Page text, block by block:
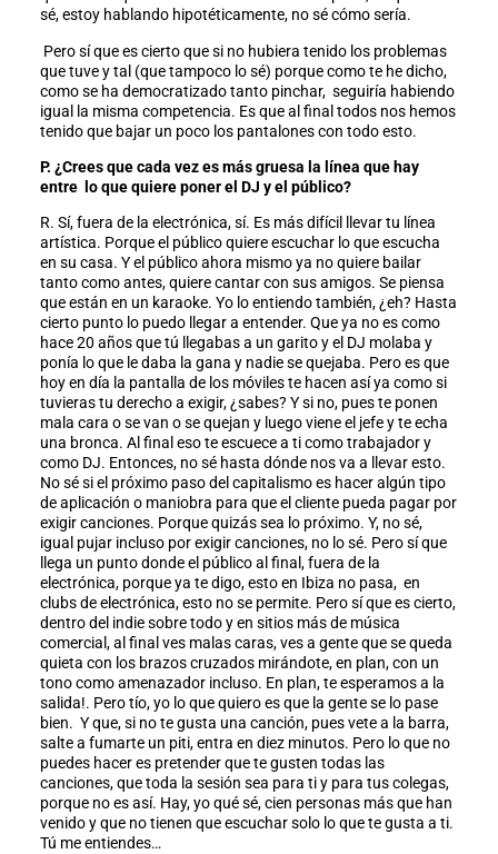
sé, estoy hablando hipotéticamente, no sé cómo sería.
Pero sí que es cierto que si no hubiera tenido los problemas
que tuve y tal (que tampoco lo sé) porque como te he dicho,
como se ha democratizado tanto pinchar, seguiría habiendo
igual la misma competencia. Es que al final todos nos hemos
tenido que bajar un poco los pantalones con todo esto.
P. ¿Crees que cada vez es más gruesa la línea que hay
entre lo que quiere poner el DJ y el público?
R. Sí, fuera de la electrónica, sí. Es más difícil llevar tu línea
artística. Porque el público quiere escuchar lo que escucha
en su casa. Y el público ahora mismo ya no quiere bailar
tanto como antes, quiere cantar con sus amigos. Se piensa
que están en un karaoke. Yo lo entiendo también, ¿eh? Hasta
cierto punto lo puedo llegar a entender. Que ya no es como
hace 20 años que tú llegabas a un garito y el DJ molaba y
ponía lo que le daba la gana y nadie se quejaba. Pero es que
hoy en día la pantalla de los móviles te hacen así ya como si
tuvieras tu derecho a exigir, ¿sabes? Y si no, pues te ponen
mala cara o se van o se quejan y luego viene el jefe y te echa
una bronca. Al final eso te escuece a ti como trabajador y
como DJ. Entonces, no sé hasta dónde nos va a llevar esto.
No sé si el próximo paso del capitalismo es hacer algún tipo
de aplicación o maniobra para que el cliente pueda pagar por
exigir canciones. Porque quizás sea lo próximo. Y, no sé,
igual pujar incluso por exigir canciones, no lo sé. Pero sí que
llega un punto donde el público al final, fuera de la
electrónica, porque ya te digo, esto en Ibiza no pasa, en
clubs de electrónica, esto no se permite. Pero sí que es cierto,
dentro del indie sobre todo y en sitios más de música
comercial, al final ves malas caras, ves a gente que se queda
quieta con los brazos cruzados mirándote, en plan, con un
tono como amenazador incluso. En plan, te esperamos a la
salida!. Pero tío, yo lo que quiero es que la gente se lo pase
bien. Y que, si no te gusta una canción, pues vete a la barra,
salte a fumarte un piti, entra en diez minutos. Pero lo que no
puedes hacer es pretender que te gusten todas las
canciones, que toda la sesión sea para ti y para tus colegas,
porque no es así. Hay, yo qué sé, cien personas más que han
venido y que no tienen que escuchar solo lo que te gusta a ti.
Tú me entiendes…